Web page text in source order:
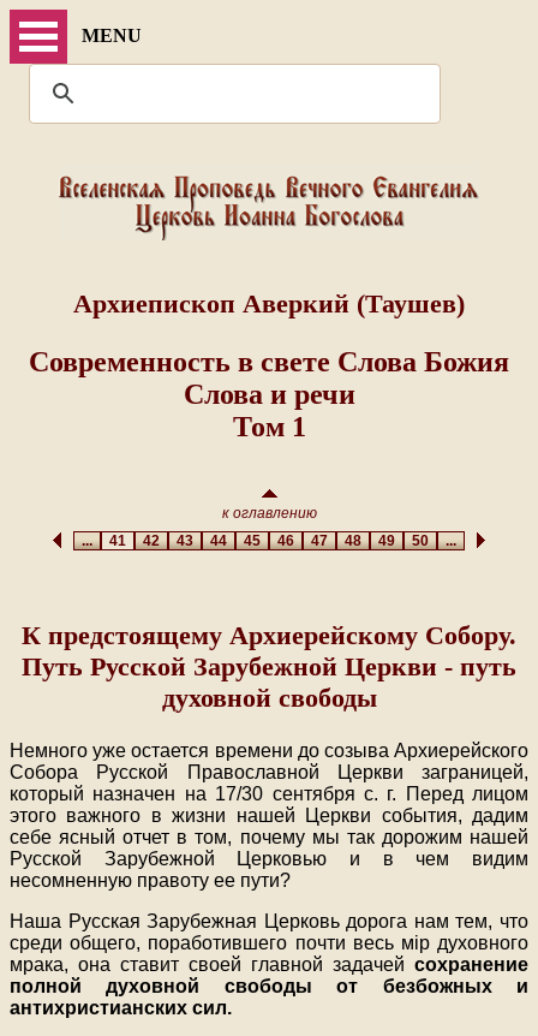
MENU
Архиепископ Аверкий (Таушев)
Современность в свете Слова Божия
Слова и речи
Том 1
к оглавлению
... 41 424344454647484950...
К предстоящему Архиерейскому Собору.
Путь Русской Зарубежной Церкви - путь
духовной свободы
Немного уже остается времени до созыва Архиерейского
Собора Русской Православной Церкви заграницей,
который назначен на 17/30 сентября с. г. Перед лицом
этого важного в жизни нашей Церкви события, дадим
себе ясный отчет в том, почему мы так дорожим нашей
Русской Зарубежной Церковью и в чем видим
несомненную правоту ее пути?
Наша Русская Зарубежная Церковь дорога нам тем, что
среди общего, поработившего почти весь мiр духовного
мрака, она ставит своей главной задачей сохранение
полной духовной свободы от безбожных и
антихристианских сил.